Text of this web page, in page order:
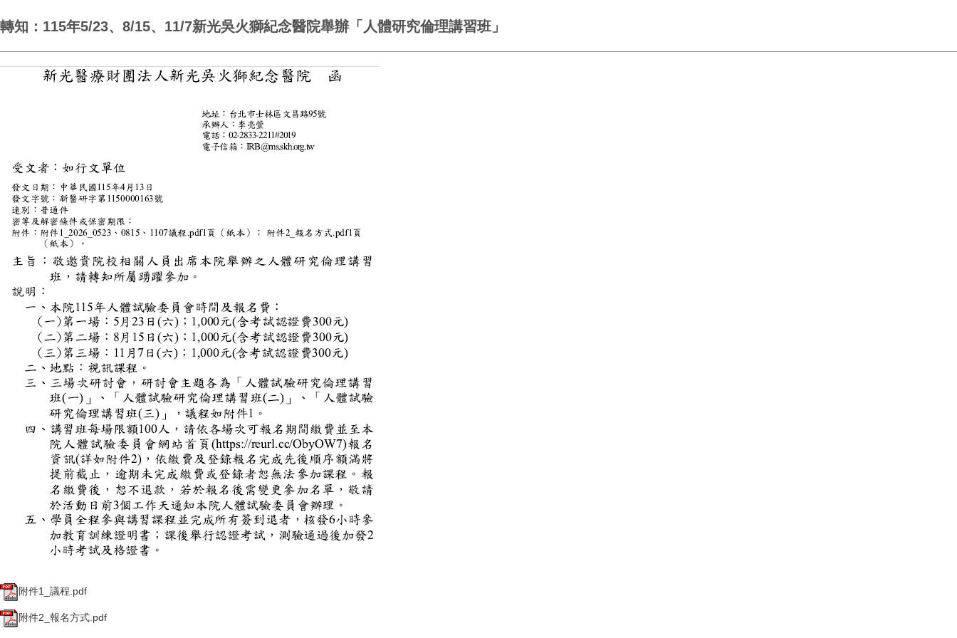
轉知：115年5/23、8/15、11/7新光吳火獅紀念醫院舉辦「人體研究倫理講習班」
附件1_議程.pdf
附件2_報名方式.pdf